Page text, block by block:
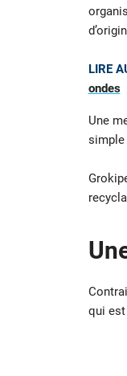
LIRE
ondes
Une
simple
qui